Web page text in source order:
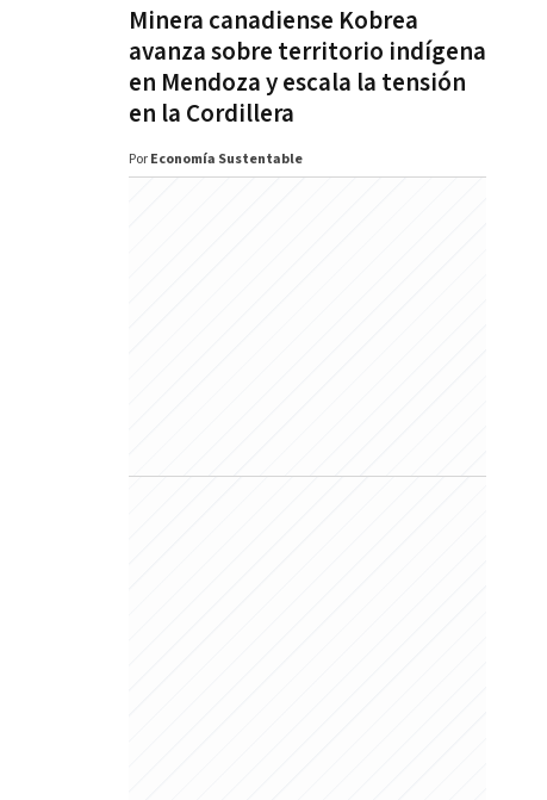
Minera canadiense Kobrea
avanza sobre territorio indígena
en Mendoza y escala la tensión
en la Cordillera
Por Economía Sustentable